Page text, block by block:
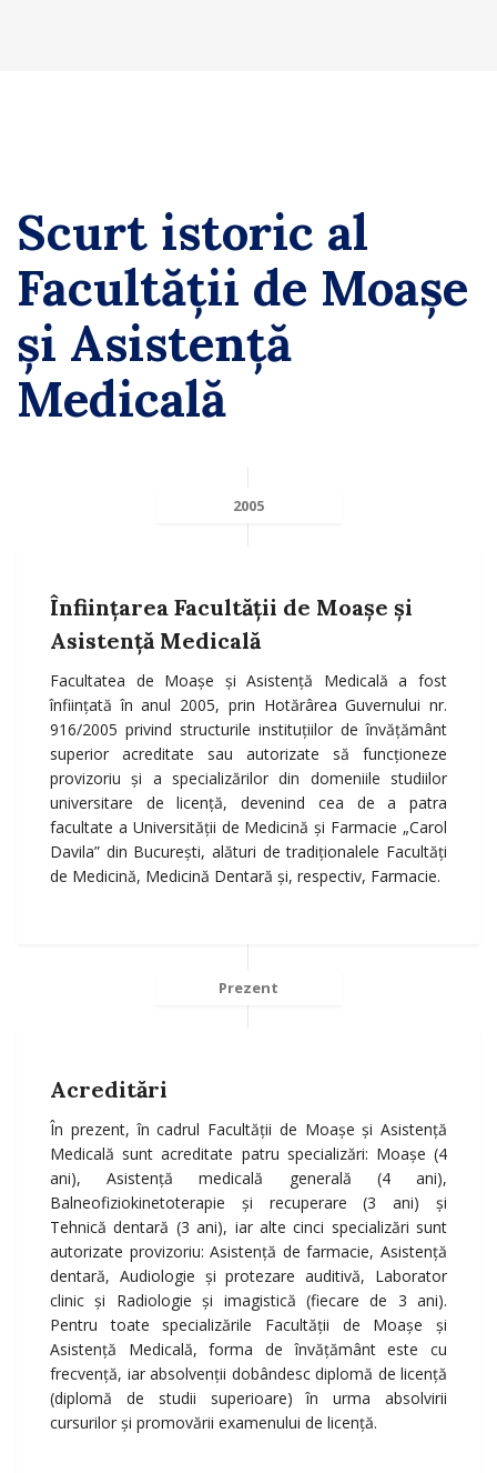
Scurt istoric al
Facultății de Moașe
și Asistență
Medicală
2005
Înființarea Facultății de Moaşe şi
Asistenţă Medicală
Facultatea de Moaşe şi Asistenţă Medicală a fost
înfiinţată în anul 2005, prin Hotărârea Guvernului nr.
916/2005 privind structurile instituţiilor de învăţământ
superior acreditate sau autorizate să funcţioneze
provizoriu şi a specializărilor din domeniile studiilor
universitare de licenţă, devenind cea de a patra
facultate a Universităţii de Medicină şi Farmacie „Carol
Davila” din Bucureşti, alături de tradiţionalele Facultăţi
de Medicină, Medicină Dentară şi, respectiv, Farmacie.
Prezent
Acreditări
În prezent, în cadrul Facultăţii de Moașe și Asistenţă
Medicală sunt acreditate patru specializări: Moaşe (4
ani), Asistenţă medicală generală (4 ani),
Balneofiziokinetoterapie şi recuperare (3 ani) şi
Tehnică dentară (3 ani), iar alte cinci specializări sunt
autorizate provizoriu: Asistenţă de farmacie, Asistenţă
dentară, Audiologie şi protezare auditivă, Laborator
clinic şi Radiologie şi imagistică (fiecare de 3 ani).
Pentru toate specializările Facultăţii de Moaşe şi
Asistenţă Medicală, forma de învăţământ este cu
frecvenţă, iar absolvenţii dobândesc diplomă de licenţă
(diplomă de studii superioare) în urma absolvirii
cursurilor şi promovării examenului de licenţă.